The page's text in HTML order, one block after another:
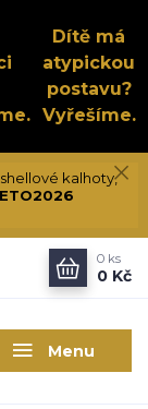
Dítě má
atypickou
postavu?
Vyřešíme.
kalhoty,
Menu
0 ks
0 Kč